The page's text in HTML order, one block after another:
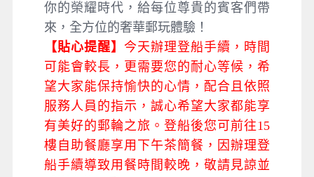
你的榮耀時代，給每位尊貴的賓客們帶
來，全方位的奢華郵玩體驗！
【貼心提醒】 今天辦理登船手續，時間
可能會較長，更需要您的耐心等候，希
望大家能保持愉快的心情，配合且依照
服務人員的指示，誠心希望大家都能享
有美好的郵輪之旅。登船後您可前往15
樓自助餐廳享用下午茶簡餐，因辦理登
船手續導致用餐時間較晚，敬請見諒並